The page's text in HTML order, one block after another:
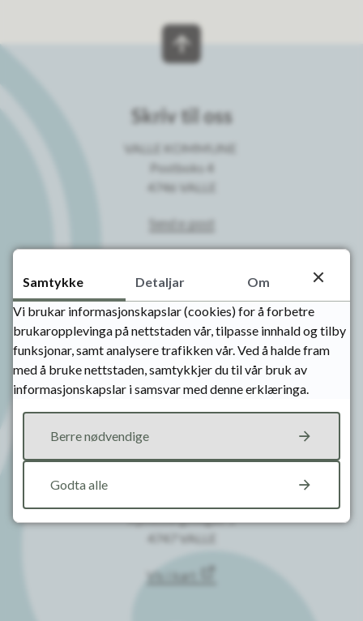
Skriv til oss
VALLE KOMMUNE
Postboks 4
4746 VALLE
Send e-post
Kommunenr: 4221
Send sikker post til kommunen via edialog
Send sikker post til Setesdal barnevern via edialog
Besøk oss
Mån-fre: 08:00 - 15:00
Kjellebergsvegen 1
4747 VALLE
Vis i kart
Samtykke Detaljar
Om
Vi brukar informasjonskapslar (cookies) for å forbetre
brukaropplevinga på nettstaden vår, tilpasse innhald og tilby
funksjonar, samt analysere trafikken vår. Ved å halde fram
med å bruke nettstaden, samtykkjer du til vår bruk av
informasjonskapslar i samsvar med denne erklæringa.
Berre nødvendige
Godta alle